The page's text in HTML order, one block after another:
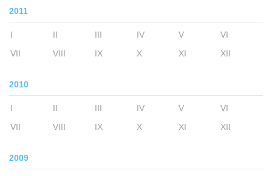
2011
I II III IV V
VI
VII
VIII IX X XI XII
2010
I II III IV V
VI
VII
VIII IX X XI XII
2009